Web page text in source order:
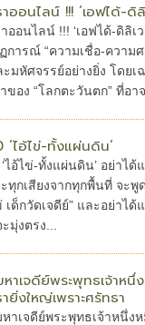
ออนไลน์ !!! ‘เอฟได้-ดิ
ออนไลน์ !!! ‘เอฟได้-ดิลิเ
การณ์ “ความเชื่อ-ความ
มหัศจรรย์อย่างยิ่ง โดยเ
ของ “โลกตะวันตก” ที่อาจ
‘ไอ้ไข่-ทั้งแผ่นดิน’
‘ไอ้ไข่-ทั้งแผ่นดิน’ อย่าไ
ทุกเสียงจากทุกพื้นที่ จะพู
เด็กวัดเจดีย์” และอย่าไ
มุ่งตรง...
หาเจดีย์พระพุทธเจ้าหนึ่
ยิ่งใหญ่เพราะศรัทธา
หาเจดีย์พระพุทธเจ้าหนึ่ง